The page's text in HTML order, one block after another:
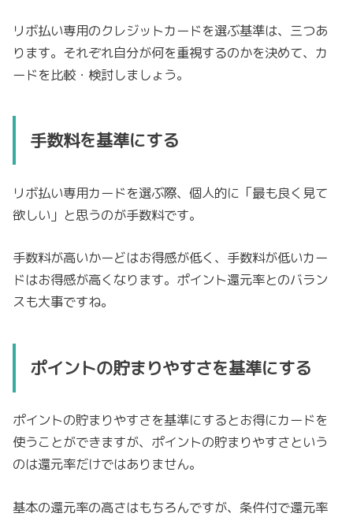
リボ払い専用のクレジットカードを選ぶ基準は、三つあ
ります。それぞれ自分が何を重視するのかを決めて、カ
ードを比較・検討しましょう。
手数料を基準にする
リボ払い専用カードを選ぶ際、個人的に「最も良く見て
欲しい」と思うのが手数料です。
手数料が高いかーどはお得感が低く、手数料が低いカー
ドはお得感が高くなります。ポイント還元率とのバラン
スも大事ですね。
ポイントの貯まりやすさを基準にする
ポイントの貯まりやすさを基準にするとお得にカードを
使うことができますが、ポイントの貯まりやすさという
のは還元率だけではありません。
基本の還元率の高さはもちろんですが、条件付で還元率